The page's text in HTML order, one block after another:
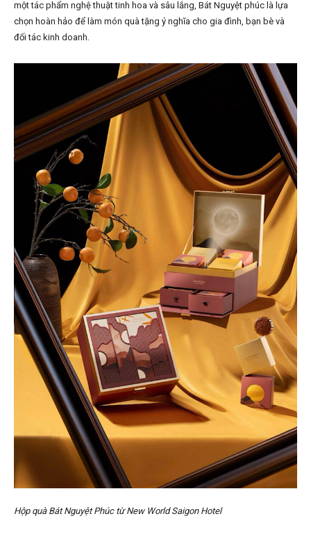
một tác phẩm nghệ thuật tinh hoa và sâu lắng, Bát Nguyệt phúc là lựa
chọn hoàn hảo để làm món quà tặng ý nghĩa cho gia đình, bạn bè và
đối tác kinh doanh.
Hộp quà Bát Nguyệt Phúc từ New World Saigon Hotel